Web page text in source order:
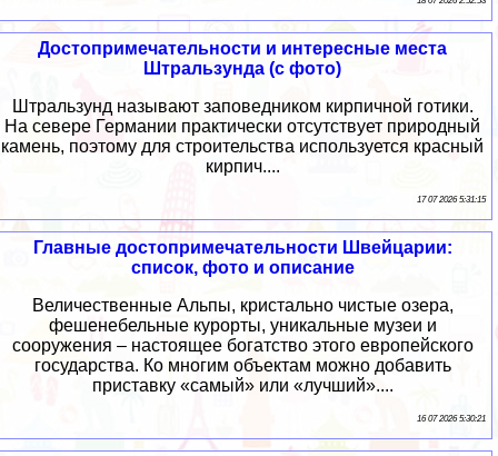
Достопримечательности и интересные места
Штральзунда (с фото)
Штральзунд называют заповедником кирпичной готики.
На севере Германии практически отсутствует природный
камень, поэтому для строительства используется красный
кирпич....
17 07 2026 5:31:15
Главные достопримечательности Швейцарии:
список, фото и описание
Величественные Альпы, кристально чистые озера,
фешенебельные курорты, уникальные музеи и
сооружения – настоящее богатство этого европейского
государства. Ко многим объектам можно добавить
приставку «самый» или «лучший»....
16 07 2026 5:30:21